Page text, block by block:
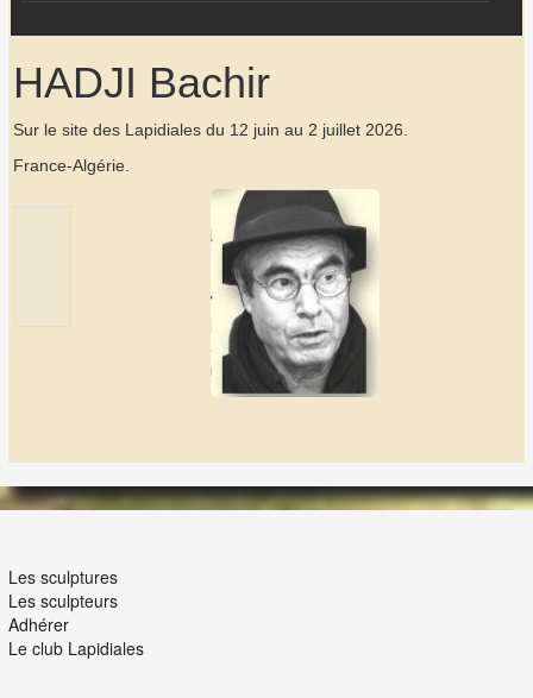
HADJI Bachir
Sur le site des Lapidiales du 12 juin au 2 juillet 2026.
France-Algérie.
Les sculptures
Les sculpteurs
Adhérer
Le club Lapidiales